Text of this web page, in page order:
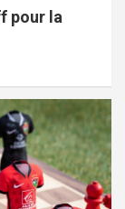
pour la